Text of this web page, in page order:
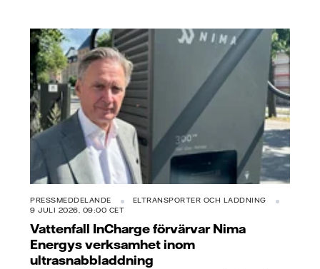
PRESSMEDDELANDE
ELTRANSPORTER OCH LADDNING
9 JULI 2026, 09:00 CET
Vattenfall InCharge förvärvar Nima
Energys verksamhet inom
ultrasnabbladdning